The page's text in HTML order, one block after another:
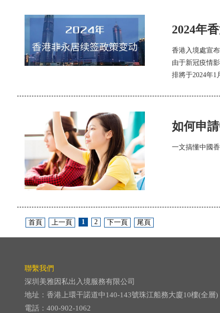
2024年
香港入境處宣
由于新冠疫情
排將于2024年1
如何申
一文搞懂中國
首頁 上一頁 1 2 下一頁 尾頁
聯繫我們
深圳美雅因私出入境服務有限公司
地址：香港上環干諾道中140-143號珠江船務大廈10樓(全層)
電話：400-902-1062